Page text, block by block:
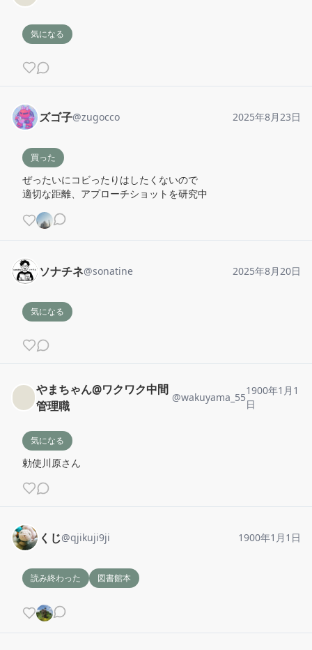
気になる
ズゴ子@zugocco 2025年8月23日
買った
ぜったいにコビったりはしたくないので
適切な距離、アプローチショットを研究中
ソナチネ@sonatine 2025年8月20日
気になる
やまちゃん@ワクワク中間
管理職
@wakuyama_55
1900年1月1
日
気になる
勅使川原さん
くじ@qjikuji9ji 1900年1月1日
読み終わった 図書館本